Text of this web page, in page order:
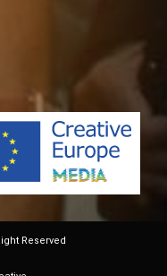
Reserved